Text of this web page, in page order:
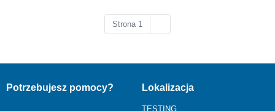
Strona 1
Potrzebujesz pomocy? Lokalizacja
TESTING